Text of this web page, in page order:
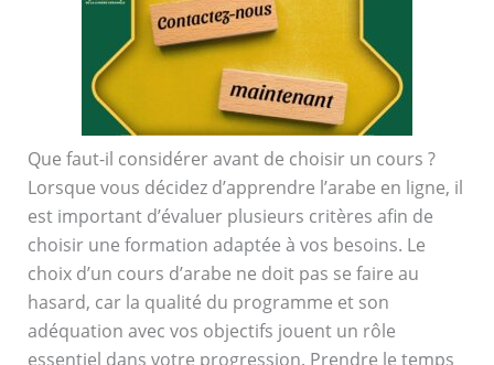
Que faut-il considérer avant de choisir un cours ?
Lorsque vous décidez d’apprendre l’arabe en ligne, il
est important d’évaluer plusieurs critères afin de
choisir une formation adaptée à vos besoins. Le
choix d’un cours d’arabe ne doit pas se faire au
hasard, car la qualité du programme et son
adéquation avec vos objectifs jouent un rôle
essentiel dans votre progression. Prendre le temps